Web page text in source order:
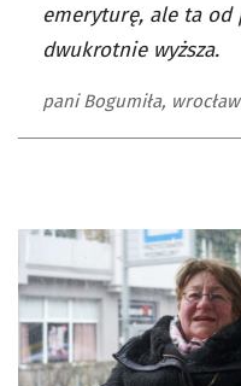
emeryturę, ale ta od
dwukrotnie wyższa.
pani Bogumiła,